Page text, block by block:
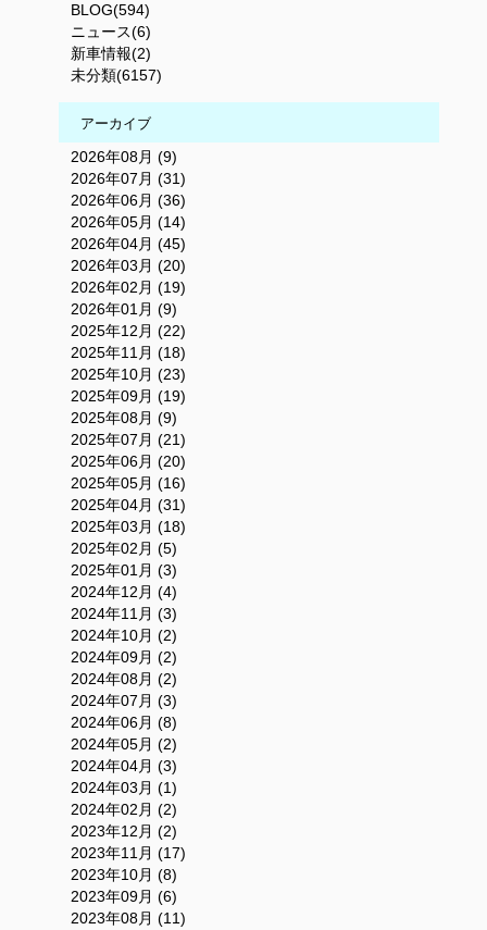
BLOG(594)
ニュース(6)
新車情報(2)
未分類(6157)
アーカイブ
2026年08月 (9)
2026年07月 (31)
2026年06月 (36)
2026年05月 (14)
2026年04月 (45)
2026年03月 (20)
2026年02月 (19)
2026年01月 (9)
2025年12月 (22)
2025年11月 (18)
2025年10月 (23)
2025年09月 (19)
2025年08月 (9)
2025年07月 (21)
2025年06月 (20)
2025年05月 (16)
2025年04月 (31)
2025年03月 (18)
2025年02月 (5)
2025年01月 (3)
2024年12月 (4)
2024年11月 (3)
2024年10月 (2)
2024年09月 (2)
2024年08月 (2)
2024年07月 (3)
2024年06月 (8)
2024年05月 (2)
2024年04月 (3)
2024年03月 (1)
2024年02月 (2)
2023年12月 (2)
2023年11月 (17)
2023年10月 (8)
2023年09月 (6)
2023年08月 (11)